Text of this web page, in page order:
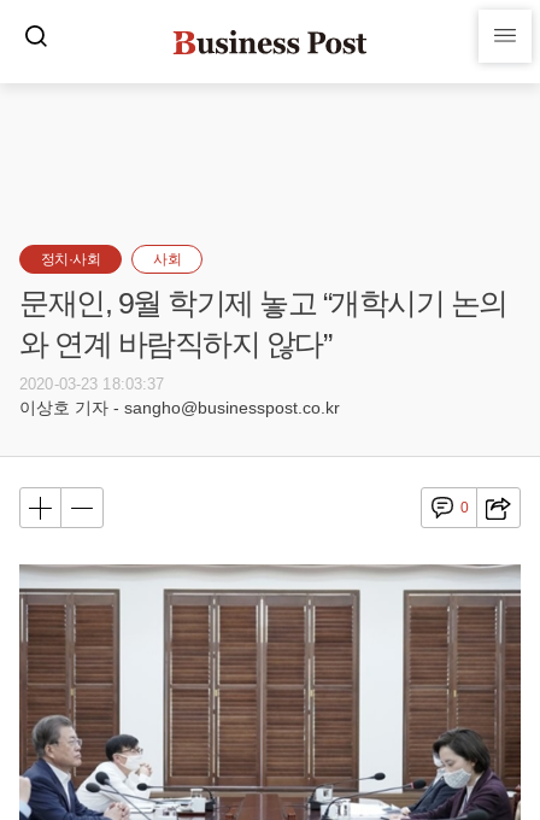
정치·사회 사회
문재인, 9월 학기제 놓고 “개학시기 논의
와 연계 바람직하지 않다”
2020-03-23 18:03:37
이상호 기자 - sangho@businesspost.co.kr
0